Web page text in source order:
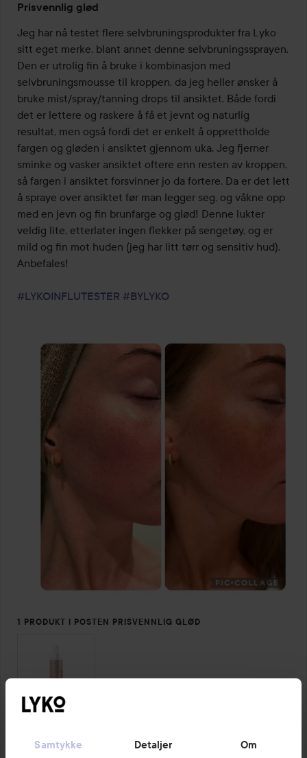
Samtykke Detaljer Om
5
av
5
Prisvennlig glød
Jeg har nå testet flere selvbruningsprodukter fra Lyko
sitt eget merke, blant annet denne selvbruningssprayen.
Den er utrolig fin å bruke i kombinasjon med
selvbruningsmousse til kroppen, da jeg heller ønsker å
bruke mist/spray/tanning drops til ansiktet. Både fordi
det er lettere og raskere å få et jevnt og naturlig
resultat, men også fordi det er enkelt å opprettholde
fargen og gløden i ansiktet gjennom uka. Jeg fjerner
sminke og vasker ansiktet oftere enn resten av kroppen,
så fargen i ansiktet forsvinner jo da fortere. Da er det lett
å spraye over ansiktet før man legger seg, og våkne opp
med en jevn og fin brunfarge og glød! Denne lukter
veldig lite, etterlater ingen flekker på sengetøy, og er
mild og fin mot huden (jeg har litt tørr og sensitiv hud).
Anbefales!
#LYKOINFLUTESTER #BYLYKO
1 PRODUKT I POSTEN PRISVENNLIG GLØD
Logg inn for å skrive en kommentar